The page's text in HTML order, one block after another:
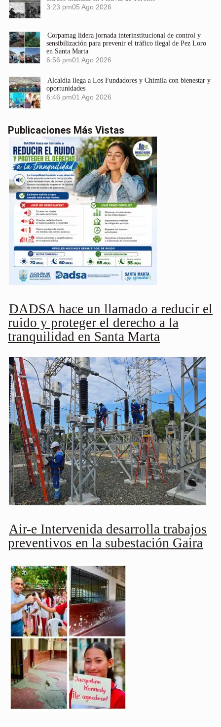
3:23 pm05 Ago 2026
Corpamag lidera jornada interinstitucional de control y
sensibilización para prevenir el tráfico ilegal de Pez Loro
en Santa Marta
6:56 pm01 Ago 2026
Alcaldía llega a Los Fundadores y Chimila con bienestar y
oportunidades
6:46 pm01 Ago 2026
Publicaciones Más Vistas
DADSA hace un llamado a reducir el
ruido y proteger el derecho a la
tranquilidad en Santa Marta
Air-e Intervenida desarrolla trabajos
preventivos en la subestación Gaira